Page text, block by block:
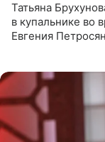
Татьяна
в купальнике во
Евгения